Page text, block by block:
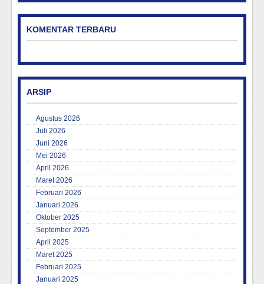
KOMENTAR TERBARU
ARSIP
Agustus 2026
Juli 2026
Juni 2026
Mei 2026
April 2026
Maret 2026
Februari 2026
Januari 2026
Oktober 2025
September 2025
April 2025
Maret 2025
Februari 2025
Januari 2025